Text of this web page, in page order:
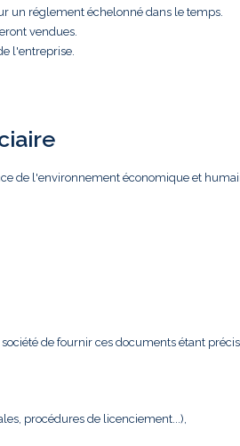
un réglement échelonné dans le temps.
vendues.
l'entreprise.
de l'environnement économique et
de fournir ces documents étant
procédures de licenciement...),